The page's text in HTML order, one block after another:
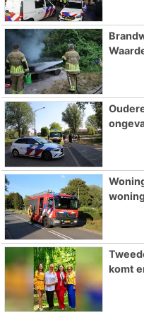
komt